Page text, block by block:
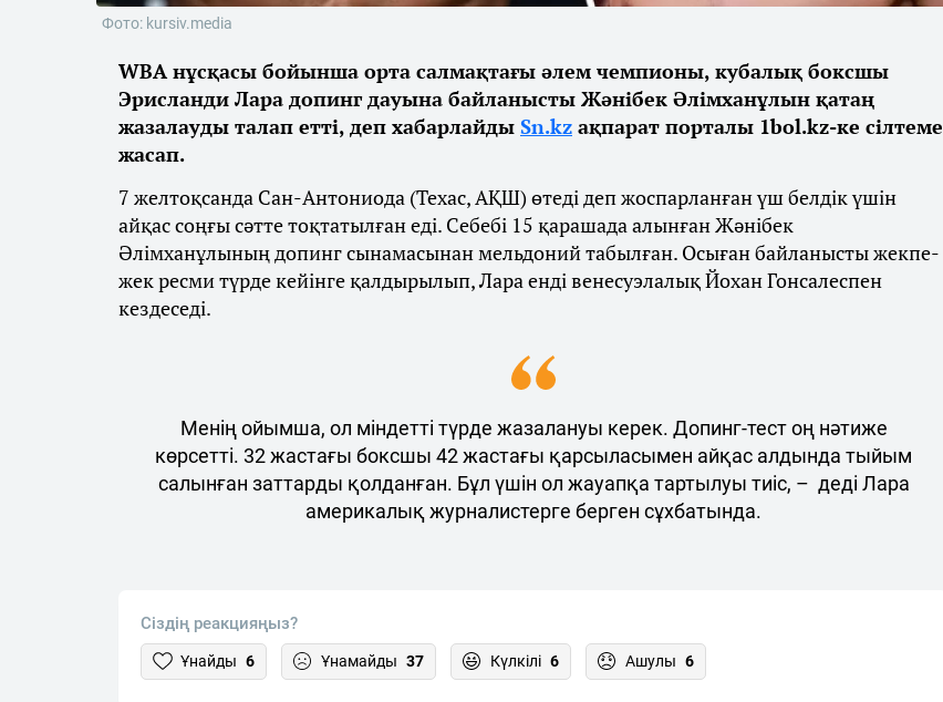
Фото: kursiv.media
WBA нұсқасы бойынша орта салмақтағы әлем чемпионы, кубалық боксшы
Эрисланди Лара допинг дауына байланысты Жәнібек Әлімханұлын қатаң
жазалауды талап етті, деп хабарлайды Sn.kz ақпарат порталы 1bol.kz-ке сілтеме
жасап.
7 желтоқсанда Сан-Антониода (Техас, АҚШ) өтеді деп жоспарланған үш белдік үшін
айқас соңғы сәтте тоқтатылған еді. Себебі 15 қарашада алынған Жәнібек
Әлімханұлының допинг сынамасынан мельдоний табылған. Осыған байланысты жекпе-
жек ресми түрде кейінге қалдырылып, Лара енді венесуэлалық Йохан Гонсалеспен
кездеседі.
Менің ойымша, ол міндетті түрде жазалануы керек. Допинг-тест оң нәтиже
көрсетті. 32 жастағы боксшы 42 жастағы қарсыласымен айқас алдында тыйым
салынған заттарды қолданған. Бұл үшін ол жауапқа тартылуы тиіс, – деді Лара
америкалық журналистерге берген сұхбатында.
Сіздің реакцияңыз?
Ұнайды 6 Ұнамайды 37 Күлкілі 6 Ашулы 6